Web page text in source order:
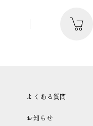
よくある質問
お知らせ